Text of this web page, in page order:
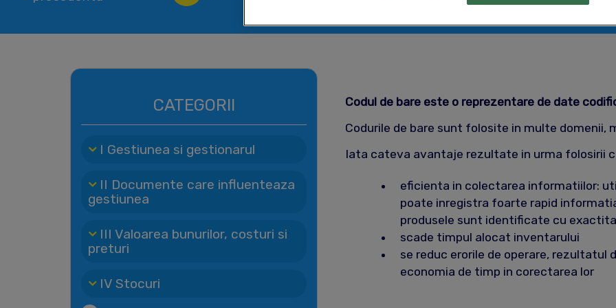
CATEGORII
I Gestiunea si gestionarul
II Documente care influenteaza
gestiunea
III Valoarea bunurilor, costuri si
preturi
IV Stocuri
Codul de bare este o reprezentare de date
Codurile de bare sunt folosite in multe domenii,
Iata cateva avantaje rezultate in urma folosirii
eficienta in colectarea informatiilor:
poate inregistra foarte rapid
produsele sunt identificate cu
scade timpul alocat inventarului
se reduc erorile de operare, rezultatul
economia de timp in corectarea lor